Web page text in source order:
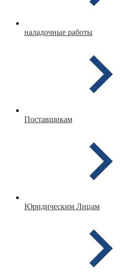
наладочные работы
Поставщикам
Юридическим Лицам